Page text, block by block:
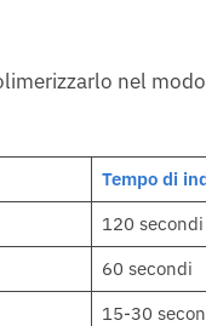
nel
Tempo di
120 secondi
60 secondi
15-30